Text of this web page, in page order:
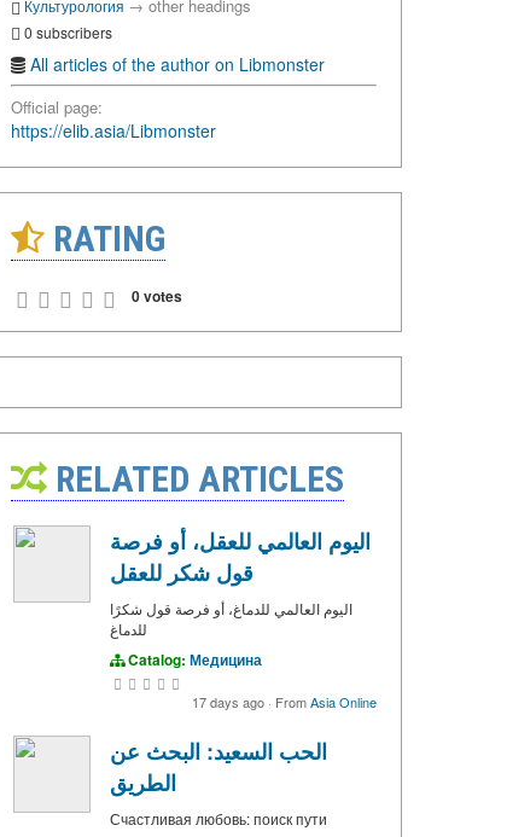
Культурология → other headings
0 subscribers
All articles of the author on Libmonster
Official page:
https://elib.asia/Libmonster
RATING
0 votes
RELATED ARTICLES
اليوم العالمي للعقل، أو فرصة
قول شكر للعقل
اليوم العالمي للدماغ، أو فرصة قول شكرًا
للدماغ
Catalog: Медицина
17 days ago · FromAsia Online
الحب السعيد: البحث عن
الطريق
Счастливая любовь: поиск пути